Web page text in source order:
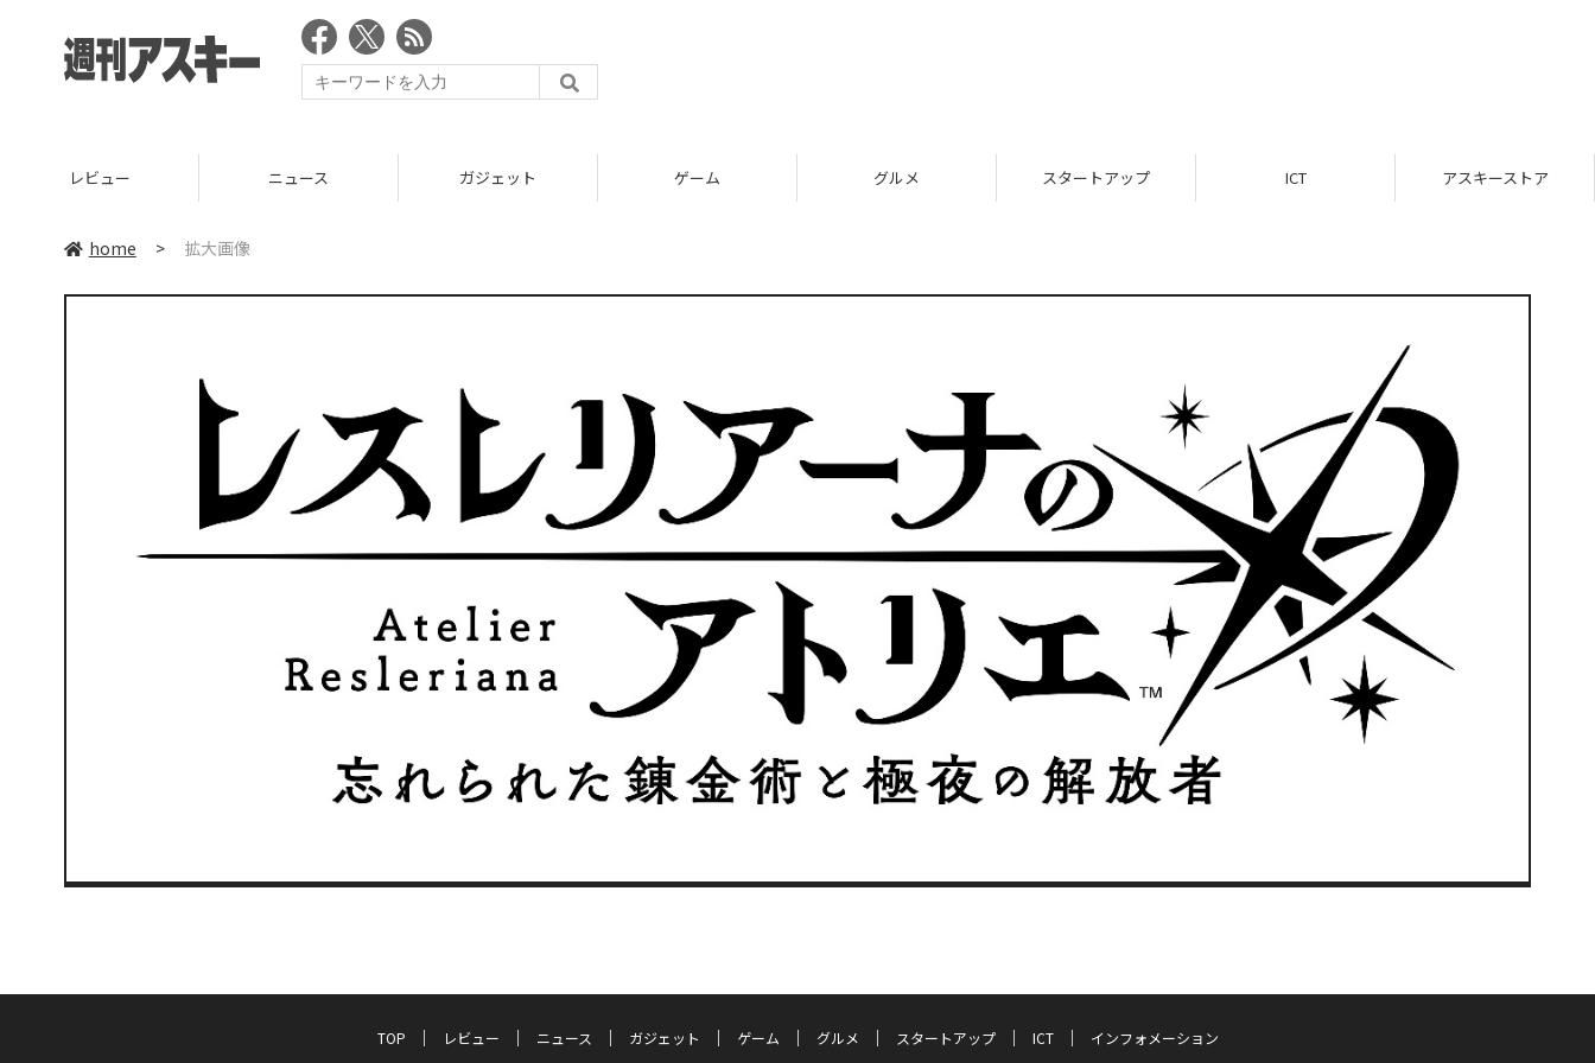
レビュー ニュース ガジェット ゲーム グルメ スタートアップ ICT アスキーストア
home > 拡大画像
TOP レビュー ニュース ガジェット ゲーム グルメ スタートアップ ICT インフォメーション